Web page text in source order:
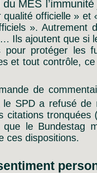
MES
qualité officielle » et
». Autrement
Ils ajoutent que si
pour protéger les
et tout contrôle, ce
de
SPD a refusé de
citations tronquées
le Bundestag
ces dispositions.